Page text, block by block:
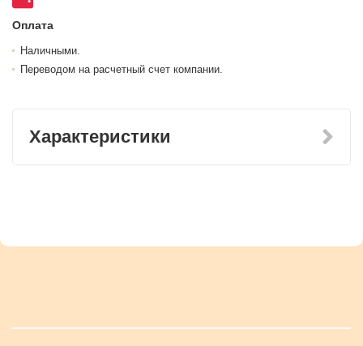
Оплата
Наличными.
Переводом на расчетный счет компании.
Характеристики